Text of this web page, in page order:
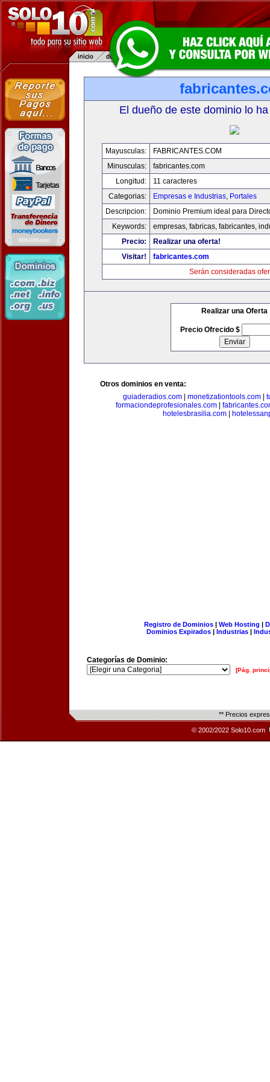
El dueño de este dominio lo
Mayusculas:
FABRICANTES.COM
Minusculas:
fabricantes.com
Longitud:
11 caracteres
Categorias:
Empresas e Industrias, Portales
Descripcion:
Dominio Premium ideal para
Keywords:
empresas, fabricas, fabricantes,
Precio:
Realizar una oferta!
Visitar!
fabricantes.com
Serán consideradas
Realizar una Oferta
Precio Ofrecido $
Otros dominios en venta:
guiaderadios.com| monetizationtools.com|
formaciondeprofesionales.com
hotelesbrasilia.com
Registro de Dominios| Web Hosting |
Dominios Expirados | Industrias |
Categorías de Dominio:
[Pág.
** Precios
© 2002/2022 Solo10.com